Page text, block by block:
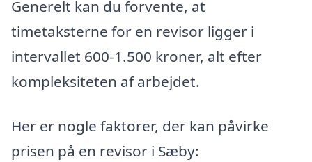
Generelt kan du forvente, at
timetaksterne for en revisor ligger i
intervallet 600-1.500 kroner, alt efter
kompleksiteten af arbejdet.
Her er nogle faktorer, der kan påvirke
prisen på en revisor i Sæby: